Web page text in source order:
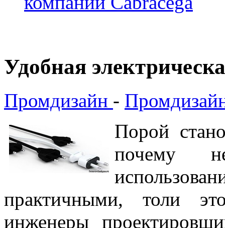
Удобная
Промдизайн -
Порой
почему
практичными, толи
инженеры